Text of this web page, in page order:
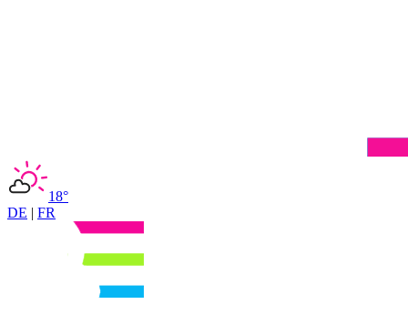
18°
DE | FR